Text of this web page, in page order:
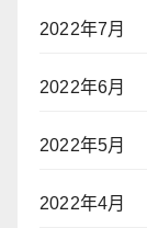
2022年7月
2022年6月
2022年5月
2022年4月